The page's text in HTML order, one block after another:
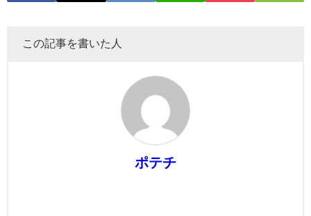
この記事を書いた人
ポテチ